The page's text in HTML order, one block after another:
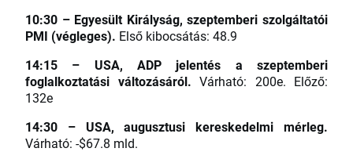
10:30 – Egyesült Királyság, szeptemberi szolgáltatói
PMI (végleges). Első kibocsátás: 48.9
14:15 – USA, ADP jelentés a szeptemberi
foglalkoztatási változásáról. Várható: 200e. Előző:
132e
14:30 – USA, augusztusi kereskedelmi mérleg.
Várható: -$67.8 mld.